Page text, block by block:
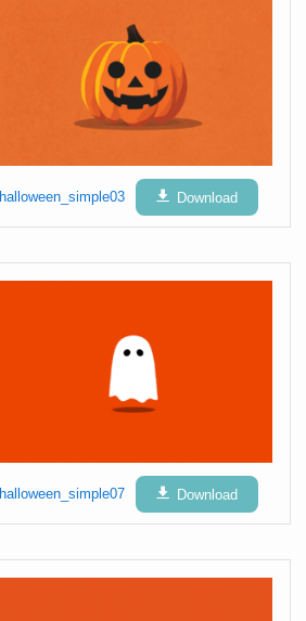
halloween_simple03 Download
halloween_simple07 Download